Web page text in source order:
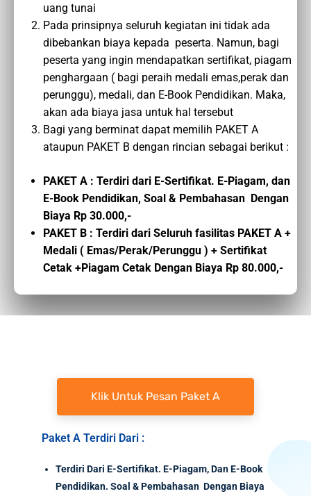
uang tunai
Pada prinsipnya seluruh kegiatan ini tidak ada
dibebankan biaya kepada peserta. Namun, bagi
peserta yang ingin mendapatkan sertifikat, piagam
penghargaan ( bagi peraih medali emas,perak dan
perunggu), medali, dan E-Book Pendidikan. Maka,
akan ada biaya jasa untuk hal tersebut
Bagi yang berminat dapat memilih PAKET A
ataupun PAKET B dengan rincian sebagai berikut :
PAKET A : Terdiri dari E-Sertifikat. E-Piagam, dan
E-Book Pendidikan, Soal & Pembahasan Dengan
Biaya Rp 30.000,-
PAKET B : Terdiri dari Seluruh fasilitas PAKET A +
Medali ( Emas/Perak/Perunggu ) + Sertifikat
Cetak +Piagam Cetak Dengan Biaya Rp 80.000,-
Klik Untuk Pesan Paket A
Paket A Terdiri Dari :
Terdiri Dari E-Sertifikat. E-Piagam, Dan E-Book
Pendidikan. Soal & Pembahasan Dengan Biaya